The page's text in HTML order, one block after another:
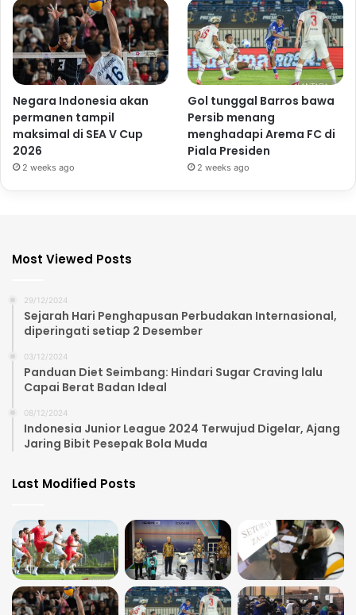
Negara Indonesia akan
permanen tampil
maksimal di SEA V Cup
2026
2 weeks ago
Gol tunggal Barros bawa
Persib menang
menghadapi Arema FC di
Piala Presiden
2 weeks ago
Most Viewed Posts
29/12/2024
Sejarah Hari Penghapusan Perbudakan Internasional,
diperingati setiap 2 Desember
03/12/2024
Panduan Diet Seimbang: Hindari Sugar Craving lalu
Capai Berat Badan Ideal
08/12/2024
Indonesia Junior League 2024 Terwujud Digelar, Ajang
Jaring Bibit Pesepak Bola Muda
Last Modified Posts